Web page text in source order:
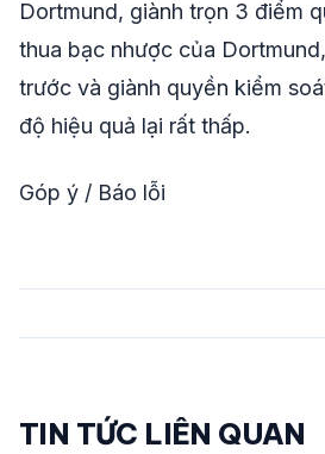
Dortmund, giành trọn 3 điểm
thua bạc nhược của
trước và giành quyền kiểm
độ hiệu quả lại rất thấp.
Góp ý / Báo lỗi
TIN TỨC LIÊN QUAN